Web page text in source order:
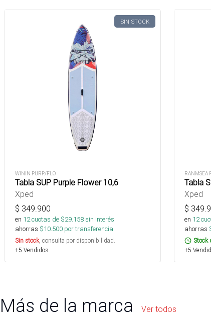
SIN STOCK
WININ PURP/FLO
Tabla SUP Purple Flower 10,6
Xped
$ 349.900
en 12cuotas de $29.158sin interés
ahorras $10.500 por transferencia.
Sin stock, consulta por disponibilidad.
+5 Vendidos
RANMSEA
Tabla
Xped
$
en 12
ahorras
Stock
+5
Más de la marca Ver todos